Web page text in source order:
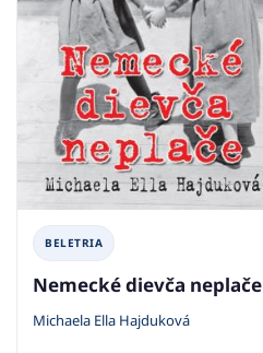
BELETRIA
Nemecké dievča neplače
Michaela Ella Hajduková